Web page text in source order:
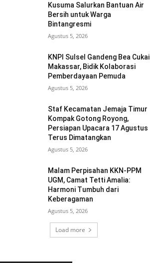
Kusuma Salurkan Bantuan Air
Bersih untuk Warga
Bintangresmi
Agustus 5, 2026
KNPI Sulsel Gandeng Bea Cukai
Makassar, Bidik Kolaborasi
Pemberdayaan Pemuda
Agustus 5, 2026
Staf Kecamatan Jemaja Timur
Kompak Gotong Royong,
Persiapan Upacara 17 Agustus
Terus Dimatangkan ‎
Agustus 5, 2026
Malam Perpisahan KKN-PPM
UGM, Camat Tetti Amalia:
Harmoni Tumbuh dari
Keberagaman
Agustus 5, 2026
Load more